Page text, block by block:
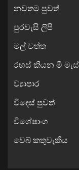
නවතම පුවත්
පුරවැසි ලිපි
මල් වත්ත
රහස් කියන මී
ව්‍යාපාර
විදෙස් පුවත්
විශේෂාංග
වෙබ් කතුවැකිය